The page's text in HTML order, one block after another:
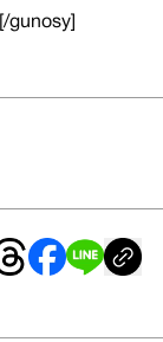
[/gunosy]